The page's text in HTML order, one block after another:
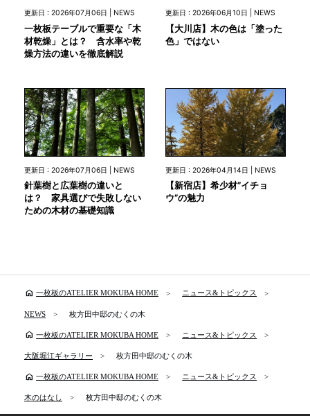
更新日 : 2026年07月06日 | NEWS
一枚板テーブルで重要な「木
材乾燥」とは？ 含水率や乾
燥方法の違いを徹底解説
更新日 : 2026年06月10日 | NEWS
【大川店】木の色は「塗った
色」ではない
更新日 : 2026年07月06日 | NEWS
針葉樹と広葉樹の違いと
は？ 家具選びで失敗しない
ための木材の基礎知識
更新日 : 2026年04月14日 | NEWS
【新宿店】希少材”イチョ
ウ”の魅力
home 一枚板のATELIER MOKUBA HOME ニュース&トピックス
NEWS 枚方田中邸のむくの木
home 一枚板のATELIER MOKUBA HOME ニュース&トピックス
大阪堀江ギャラリー 枚方田中邸のむくの木
home 一枚板のATELIER MOKUBA HOME ニュース&トピックス
木のはなし 枚方田中邸のむくの木